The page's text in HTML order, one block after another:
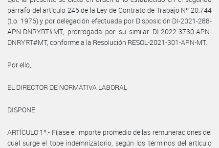
párrafo del artículo 245 de la Ley de Contrato de Trabajo Nº 20.744
(t.o. 1976) y por delegación efectuada por Disposición DI-2021-288-
APN-DNRYRT#MT, prorrogada por su similar DI-2022-3730-APN-
DNRYRT#MT, conforme a la Resolución RESOL-2021-301-APN-MT.
Por ello,
EL DIRECTOR DE NORMATIVA LABORAL
DISPONE:
ARTÍCULO 1º.- Fíjase el importe promedio de las remuneraciones del
cual surge el tope indemnizatorio, según los términos del artículo